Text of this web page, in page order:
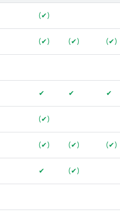
(✔)
(✔) (✔) (✔)
✔ ✔ ✔
(✔)
(✔) (✔) (✔)
✔ (✔)